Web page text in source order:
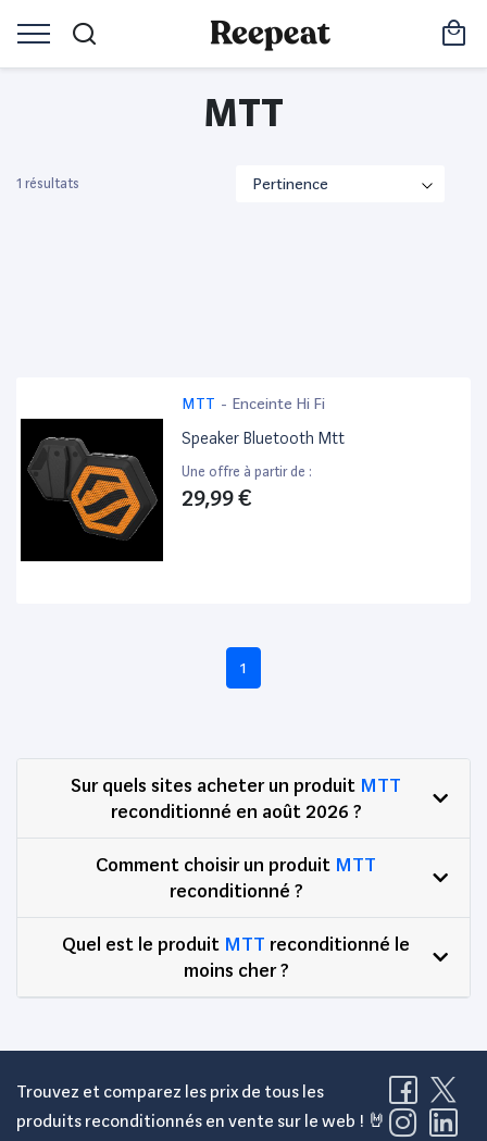
MTT
1 résultats
MTT - Enceinte Hi Fi
Speaker Bluetooth Mtt
Une offre à partir de :
29,99 €
1
Sur quels sites acheter un produit MTT
reconditionné en août 2026 ?
Comment choisir un produit MTT
reconditionné ?
Quel est le produit MTT reconditionné le
moins cher ?
Trouvez et comparez les prix de tous les
produits reconditionnés en vente sur le web ! 🤘